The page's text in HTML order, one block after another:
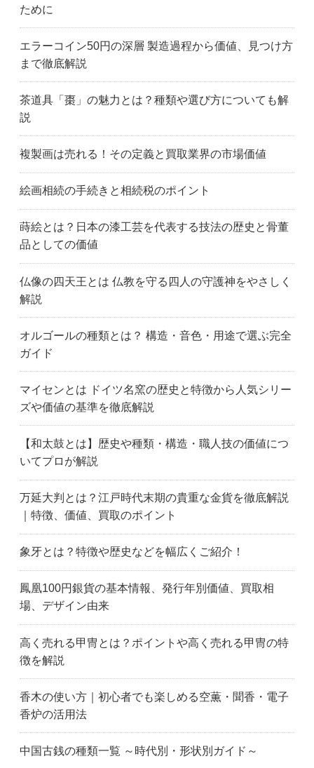
ために
エラーコイン50円の深層 製造過程から価値、見つけ方
まで徹底解説
茶道具「棗」の魅力とは？種類や選び方についても解
説
複製画は売れる！その定義と買取業界の市場価値
絵画相続の手続きと相続税のポイント
蒔絵とは？日本の漆工芸を代表する技法の歴史と骨董
品としての価値
仏像の四天王とは 仏教を守る四人の守護神をやさしく
解説
オルゴールの種類とは？ 構造・音色・用途で選ぶ完全
ガイド
マイセンとは ドイツ名窯の歴史と特徴から人気シリー
ズや価値の基準を徹底解説
【和太鼓とは】歴史や種類・構造・職人技の価値につ
いてプロが解説
万延大判とは？江戸時代末期の貴重な金貨を徹底解説
｜特徴、価値、買取のポイント
象牙とは？特徴や歴史などを幅広くご紹介！
鳳凰100円銀貨の基本情報、発行年別価値、買取相
場、デザイン由来
高く売れる甲冑とは？ポイントや高く売れる甲冑の特
徴を解説
香木の使い方｜初心者でも楽しめる空薫・聞香・電子
香炉の活用法
中国古銭の種類一覧 ～時代別・形状別ガイド～